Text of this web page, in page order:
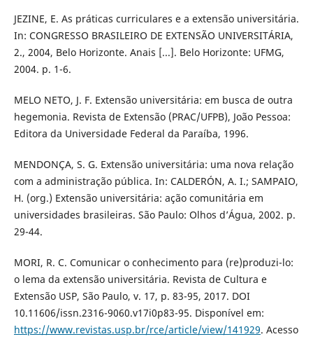
JEZINE, E. As práticas curriculares e a extensão universitária.
In: CONGRESSO BRASILEIRO DE EXTENSÃO UNIVERSITÁRIA,
2., 2004, Belo Horizonte. Anais [...]. Belo Horizonte: UFMG,
2004. p. 1-6.
MELO NETO, J. F. Extensão universitária: em busca de outra
hegemonia. Revista de Extensão (PRAC/UFPB), João Pessoa:
Editora da Universidade Federal da Paraíba, 1996.
MENDONÇA, S. G. Extensão universitária: uma nova relação
com a administração pública. In: CALDERÓN, A. I.; SAMPAIO,
H. (org.) Extensão universitária: ação comunitária em
universidades brasileiras. São Paulo: Olhos d’Água, 2002. p.
29-44.
MORI, R. C. Comunicar o conhecimento para (re)produzi-lo:
o lema da extensão universitária. Revista de Cultura e
Extensão USP, São Paulo, v. 17, p. 83-95, 2017. DOI
10.11606/issn.2316-9060.v17i0p83-95. Disponível em:
https://www.revistas.usp.br/rce/article/view/141929. Acesso